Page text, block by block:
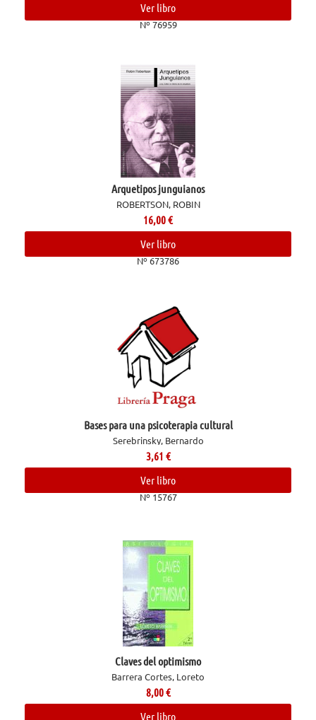
Ver libro
Nº 76959
Arquetipos junguianos
ROBERTSON, ROBIN
16,00€
Ver libro
Nº 673786
Bases para una psicoterapia cultural
Serebrinsky, Bernardo
3,61 €
Ver libro
Nº 15767
Claves del optimismo
Barrera Cortes, Loreto
8,00€
Ver libro